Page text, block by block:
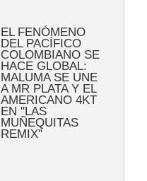
EL FENÓMENO
DEL PACÍFICO
COLOMBIANO SE
HACE GLOBAL:
MALUMA SE UNE
A MR PLATA Y EL
AMERICANO 4KT
EN "LAS
MUÑEQUITAS
REMIX"